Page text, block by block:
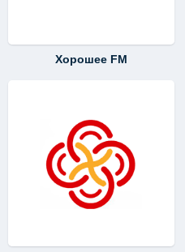
Хорошее FM